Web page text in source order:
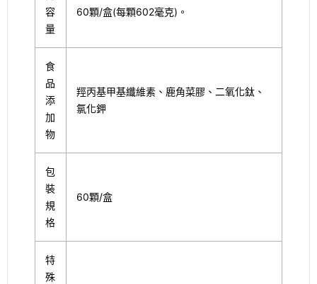
容
量
60顆/盒(每顆602毫克)。
食
品
添
加
物
羥丙基甲基纖維素、鹿角菜膠、二氧化鈦、
氯化鉀
包
裝
規
格
60顆/盒
特
殊